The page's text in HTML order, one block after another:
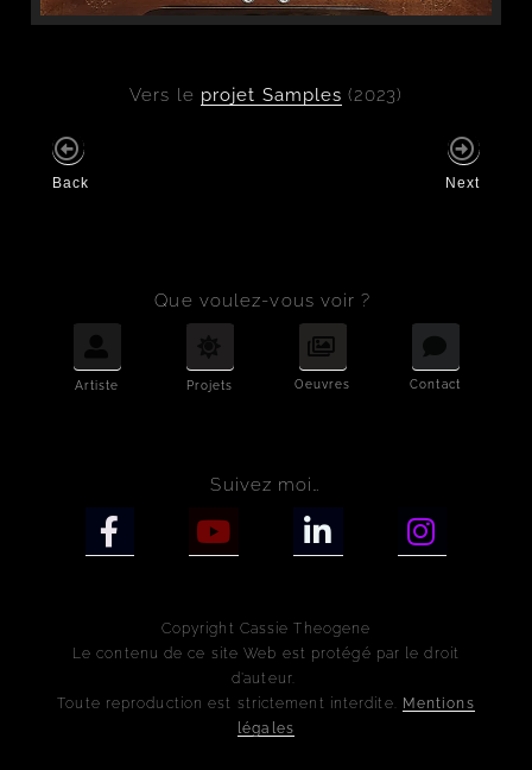
Vers le projet Samples (2023)
Back Next
Que voulez-vous voir ?
Artiste Projets Oeuvres Contact
Suivez moi…
Copyright Cassie Theogene
Le contenu de ce site Web est protégé par le droit
d’auteur.
Toute reproduction est strictement interdite. Mentions
légales